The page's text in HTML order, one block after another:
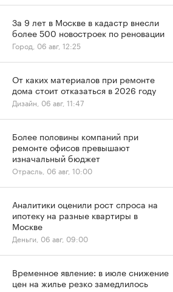
За 9 лет в Москве в кадастр внесли
более 500 новостроек по реновации
Город, 06 авг, 12:25
От каких материалов при ремонте
дома стоит отказаться в 2026 году
Дизайн, 06 авг, 11:47
Более половины компаний при
ремонте офисов превышают
изначальный бюджет
Отрасль, 06 авг, 10:00
Аналитики оценили рост спроса на
ипотеку на разные квартиры в
Москве
Деньги, 06 авг, 09:00
Временное явление: в июле снижение
цен на жилье резко замедлилось